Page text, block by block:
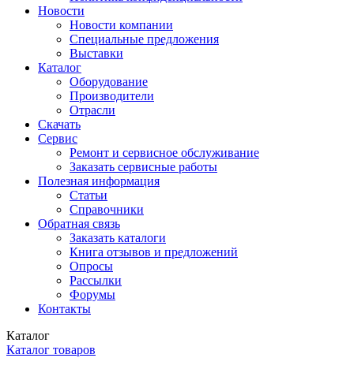
Новости
Новости компании
Специальные предложения
Выставки
Каталог
Оборудование
Производители
Отрасли
Скачать
Сервис
Ремонт и сервисное обслуживание
Заказать сервисные работы
Полезная информация
Статьи
Справочники
Обратная связь
Заказать каталоги
Книга отзывов и предложений
Опросы
Рассылки
Форумы
Контакты
Каталог
Каталог товаров